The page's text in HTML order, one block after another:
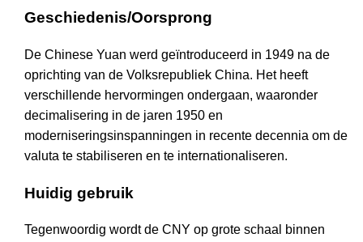
Geschiedenis/Oorsprong
De Chinese Yuan werd geïntroduceerd in 1949 na de
oprichting van de Volksrepubliek China. Het heeft
verschillende hervormingen ondergaan, waaronder
decimalisering in de jaren 1950 en
moderniseringsinspanningen in recente decennia om de
valuta te stabiliseren en te internationaliseren.
Huidig gebruik
Tegenwoordig wordt de CNY op grote schaal binnen